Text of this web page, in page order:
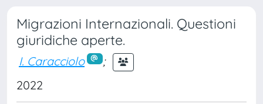
Migrazioni Internazionali. Questioni
giuridiche aperte.
I. Caracciolo
;
2022